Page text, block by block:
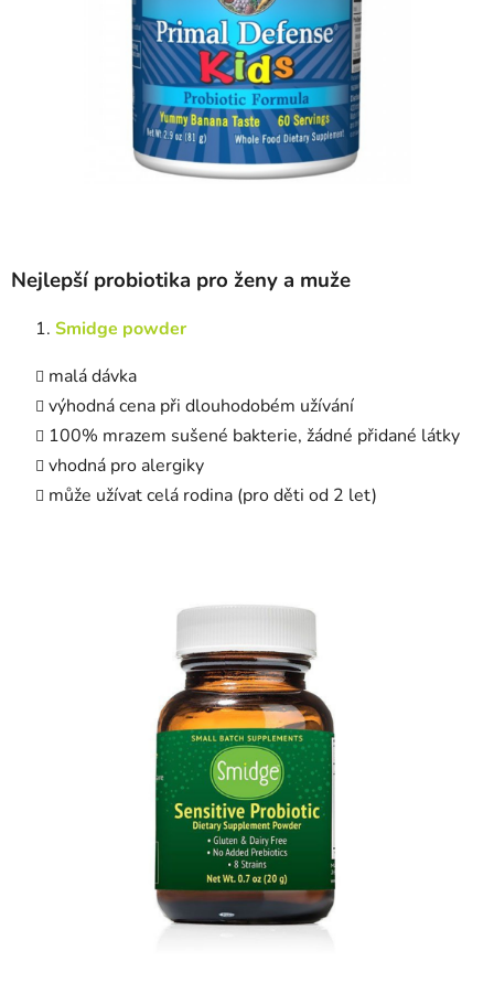
Nejlepší probiotika pro ženy a muže
Smidge powder
malá dávka
výhodná cena při dlouhodobém užívání
100% mrazem sušené bakterie, žádné přidané látky
vhodná pro alergiky
může užívat celá rodina (pro děti od 2 let)